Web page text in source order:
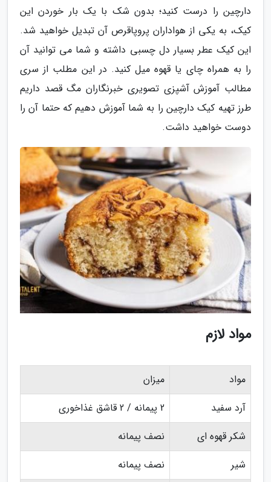
دارچین را درست کنید؛ بدون شک با یک بار خوردن این
کیک، به یکی از هواداران پروپاقرص آن تبدیل خواهید شد.
این کیک عطر بسیار دل چسبی داشته و شما می توانید آن
را به همراه چای یا قهوه میل کنید. در این مطلب از سری
مطالب آموزش آشپزی تصویری خبرنگاران مگ قصد داریم
طرز تهیه کیک دارچین را به شما آموزش دهیم که حتما آن را
دوست خواهید داشت.
مواد لازم
مواد
میزان
آرد سفید
2 پیمانه / 2 قاشق غذاخوری
شکر قهوه ای
نصف پیمانه
شیر
نصف پیمانه